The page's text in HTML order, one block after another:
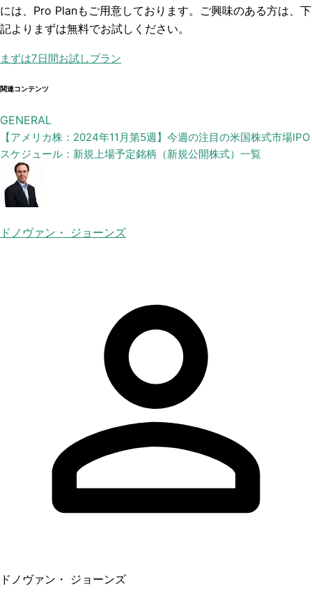
には、Pro Planもご用意しております。ご興味のある方は、下
記よりまずは無料でお試しください。
まずは7日間お試しプラン
関連コンテンツ
GENERAL
【アメリカ株：2024年11月第5週】今週の注目の米国株式市場IPO
スケジュール：新規上場予定銘柄（新規公開株式）一覧
ドノヴァン・ ジョーンズ
ドノヴァン・ ジョーンズ